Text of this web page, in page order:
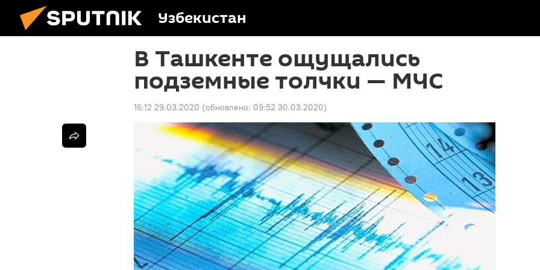
Узбекистан
В Ташкенте ощущались
подземные толчки — МЧС
16:12 29.03.2020 (обновлено: 09:52 30.03.2020)